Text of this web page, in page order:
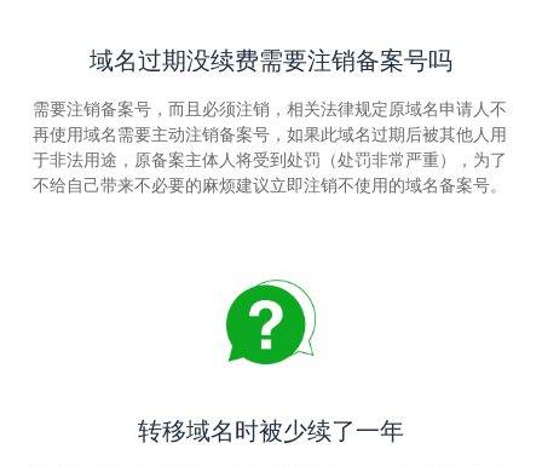
域名过期没续费需要注销备案号吗
需要注销备案号，而且必须注销，相关法律规定原域名申请人不
再使用域名需要主动注销备案号，如果此域名过期后被其他人用
于非法用途，原备案主体人将受到处罚（处罚非常严重），为了
不给自己带来不必要的麻烦建议立即注销不使用的域名备案号。
转移域名时被少续了一年